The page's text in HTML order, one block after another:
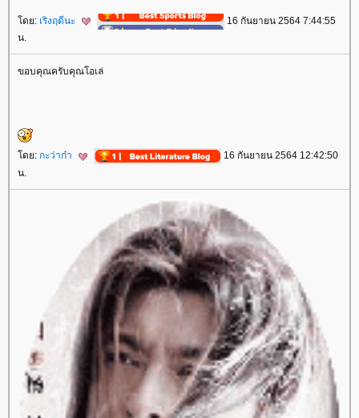
ดย: เริงฤดีนะ
16 กันยายน 2564 7:44:55
น.
ขอบคุณครับคุณโอเล่
ดย: กะว่าก๋า
16 กันยายน 2564 12:42:50
น.